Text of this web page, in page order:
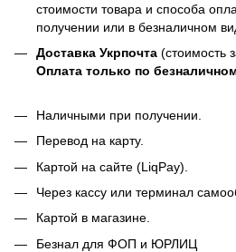
стоимости товара и способа
получении или в безналичном
Доставка Укрпочта (стоимость
Оплата только по
Наличными при получении.
Перевод на карту.
Картой на сайте (LiqPay).
Через кассу или терминал
Картой в магазине.
Безнал для ФОП и ЮРЛИЦ